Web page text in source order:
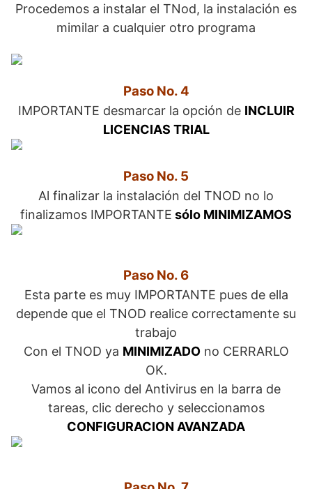
Procedemos a instalar el TNod, la instalación es
mimilar a cualquier otro programa
Paso No. 4
IMPORTANTE desmarcar la opción de INCLUIR
LICENCIAS TRIAL
Paso No. 5
Al finalizar la instalación del TNOD no lo
finalizamos IMPORTANTE sólo MINIMIZAMOS
Paso No. 6
Esta parte es muy IMPORTANTE pues de ella
depende que el TNOD realice correctamente su
trabajo
Con el TNOD ya MINIMIZADOno CERRARLO
OK.
Vamos al icono del Antivirus en la barra de
tareas, clic derecho y seleccionamos
CONFIGURACION AVANZADA